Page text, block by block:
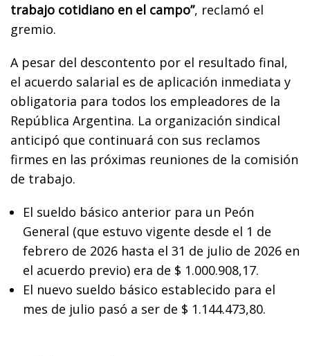
trabajo cotidiano en el campo”, reclamó el
gremio.
A pesar del descontento por el resultado final,
el acuerdo salarial es de aplicación inmediata y
obligatoria para todos los empleadores de la
República Argentina. La organización sindical
anticipó que continuará con sus reclamos
firmes en las próximas reuniones de la comisión
de trabajo.
El sueldo básico anterior para un Peón
General (que estuvo vigente desde el 1 de
febrero de 2026 hasta el 31 de julio de 2026 en
el acuerdo previo) era de $ 1.000.908,17.
El nuevo sueldo básico establecido para el
mes de julio pasó a ser de $ 1.144.473,80.